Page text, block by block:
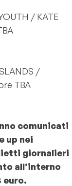
/ KATE
/
TBA
comunicati
up nei
giornalieri
all’interno
euro.